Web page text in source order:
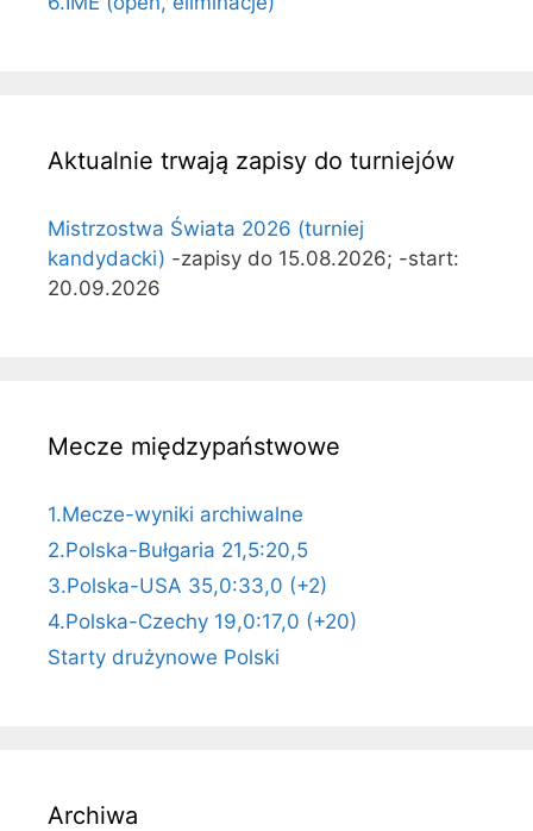
Aktualnie trwają zapisy do turniejów
Mistrzostwa Świata 2026 (turniej
kandydacki) -zapisy do 15.08.2026; -start:
20.09.2026
Mecze międzypaństwowe
1.Mecze-wyniki archiwalne
2.Polska-Bułgaria 21,5:20,5
3.Polska-USA 35,0:33,0 (+2)
4.Polska-Czechy 19,0:17,0 (+20)
Starty drużynowe Polski
Archiwa